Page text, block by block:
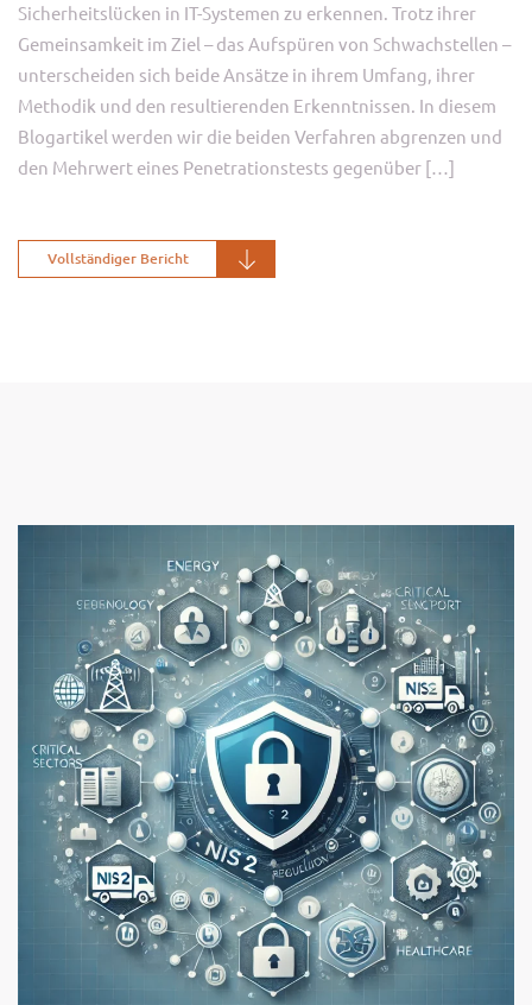
Sicherheitslücken in IT-Systemen zu erkennen. Trotz ihrer
Gemeinsamkeit im Ziel – das Aufspüren von Schwachstellen –
unterscheiden sich beide Ansätze in ihrem Umfang, ihrer
Methodik und den resultierenden Erkenntnissen. In diesem
Blogartikel werden wir die beiden Verfahren abgrenzen und
den Mehrwert eines Penetrationstests gegenüber […]
Vollständiger Bericht